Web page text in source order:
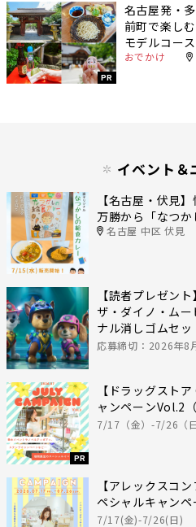
PR
名古屋発・
前町で楽し
モデルコース
おでかけ
イベント＆
【名古屋・伏見
万勝から「なつか
名古屋 中区 伏見
【読者プレゼン
ザ・ダイノ・ム
ナル消しゴムセ
応募締切：2026年8
PR
【ドラッグスト
ャンペーンVol.2
7/17（金）-7/26（日
【アレックスコ
ペシャルキャン
7/17(金)-7/26(日)